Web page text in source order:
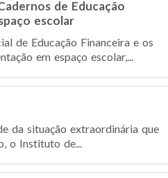
de Educação
escolar
de Educação Financeira e os
em espaço escolar,...
da situação extraordinária que
o Instituto de...